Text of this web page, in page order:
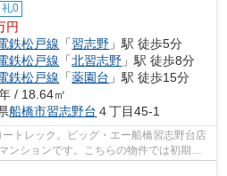
礼0
円
鉄松戸線 「習志野 」駅 徒歩5分
鉄松戸線 「北習志野 」駅 徒歩8分
鉄松戸線 「薬園台 」駅 徒歩15分
/ 18.64㎡
船橋市習志野台 ４丁目45-1
トレック。ビッグ・エー船橋習志野台店
ンションです。こちらの物件では初期費
。エ...